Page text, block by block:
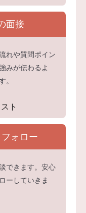
面接
れや質問ポイン
みが伝わるよ
。
ォロー
できます。安心
ーしていきま